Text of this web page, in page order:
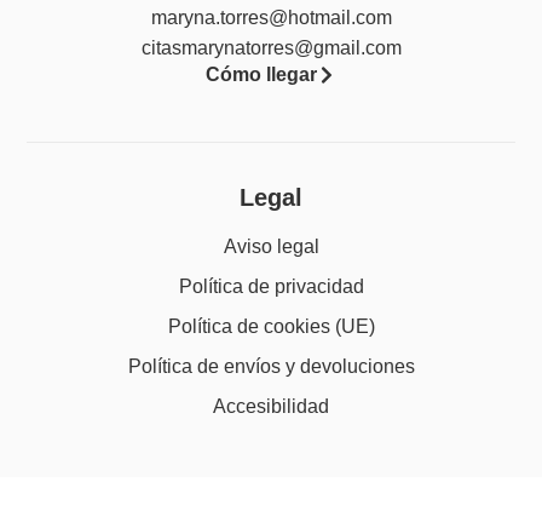
maryna.torres@hotmail.com
citasmarynatorres@gmail.com
Cómo llegar
Legal
Aviso legal
Política de privacidad
Política de cookies (UE)
Política de envíos y devoluciones
Accesibilidad